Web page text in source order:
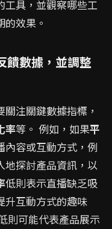
工具，並觀察哪些工
效果。
饋數據，並調整
注關鍵數據指標，
率等。 例如，如果平
內容或互動方式，例
地探討產品資訊，以
低則表示直播缺乏吸
升互動方式的趣味
則可能代表產品展示